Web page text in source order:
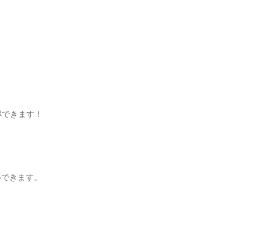
きます！
きます。